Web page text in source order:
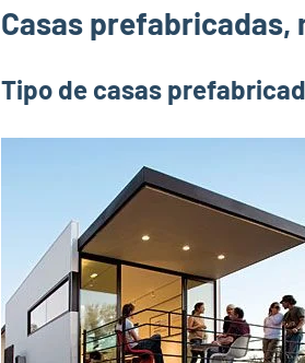
Casas prefabricadas,
Tipo de casas